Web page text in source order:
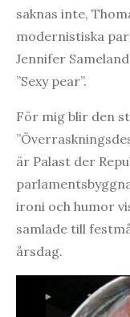
saknas inte,
modernistiska
Jennifer
”Sexy pear”.
För mig blir den
är Palast der
ironi och humor
samlade till
årsdag.